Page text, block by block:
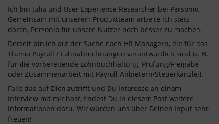
Ich bin Julia und User Experience Researcher bei Personio.
Gemeinsam mit unserem Produktteam arbeite ich stets
daran, Personio für unsere Nutzer noch besser zu machen.
Derzeit bin ich auf der Suche nach HR Managern, die für das
Thema Payroll / Lohnabrechnungen verantwortlich sind (z. B.
für die vorbereitende Lohnbuchhaltung, Prüfung/Freigabe
oder Zusammenarbeit mit Payroll Anbietern/Steuerkanzlei).
Falls das auf Dich zutrifft und Du Interesse an einem
Interview mit mir hast, findest Du in diesem Post weitere
Informationen dazu. Wir würden uns über Deinen Input sehr
freuen!